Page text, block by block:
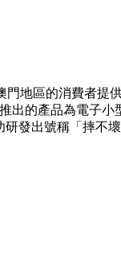
地區的消費者
的產品為電子
發出號稱「摔不